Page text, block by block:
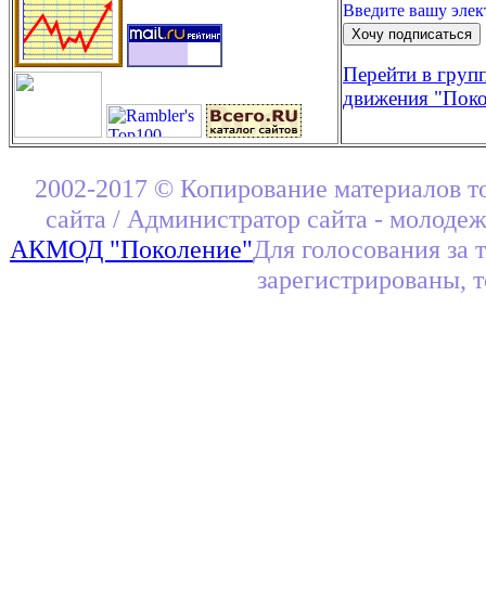
Введите вашу
Перейти в
движения
2002-2017 © Копирование материалов
сайта / Администратор сайта -
АКМОД "Поколение"Для голосования за
зарегистрированы,